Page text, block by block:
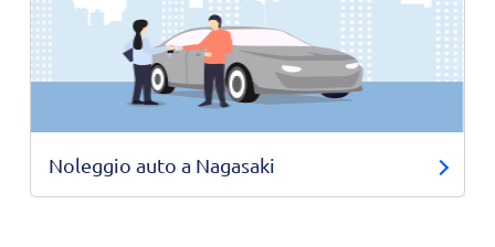
Noleggio auto a Nagasaki